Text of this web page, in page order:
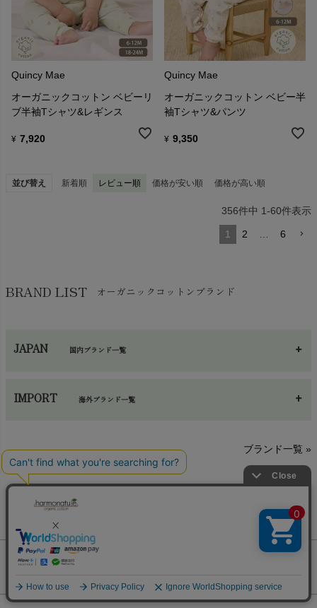
Quincy Mae
オーガニックコットン ベビーリ
ブ半袖Tシャツ&レギンス
¥ 7,920
Quincy Mae
オーガニックコットン ベビー半
袖Tシャツ&パンツ
¥ 9,350
並び替え 新着順 レビュー順 価格が安い順 価格が高い順
356件中 1-60件表示
1 2 … 6
BRAND LIST オーガニックコットンブランド
JAPAN 国内ブランド一覧
SISIFILLE（シシフィーユ）
Think-B（シンクビー）
生活アートクラブ
Tsukuba Cotton（つくばコットン）
天衣無縫
nayuta（ナユタ）
IMPORT海外ブランド一覧
HAPPY PLACE（ハッピープレイス）
Hatley（ハットレイ）
kidscase（キッズケース）
LITTLE INDIANS（リトルインディアンズ）
L'ovedbaby（ラブドベビー）
Madame MO（マダムモー）
ブランド一覧 »
ギフトラッピング
お支払い方法chevron_right
ハーモネイチャーについて